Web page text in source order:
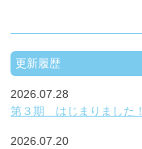
更新履歴
2026.07.28
第３期 はじまりました！
2026.07.20